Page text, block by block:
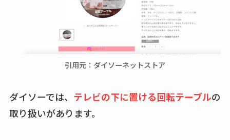
エッセンシャルフラ
ットが廃盤？なぜ？
売ってない？どこで
売ってるか・代替品
など解説
ビタクラフトのウル
引用元：ダイソーネットストア
ダイソーでは、 テレビの下に置ける回転テーブルの
取り扱いがあります。